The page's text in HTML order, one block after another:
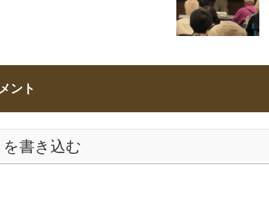
ント
書き込む